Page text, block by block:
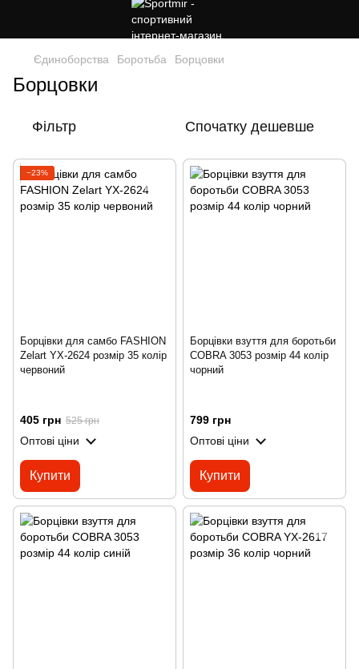
Єдиноборства Боротьба Борцовки
Борцовки
Фільтр Спочатку дешевше
−23%
Борцівки для самбо FASHION
Zelart YX-2624 розмір 35 колір
червоний
405 грн 525 грн
Оптові ціни
Купити
Борцівки взуття для боротьби
COBRA 3053 розмір 44 колір
чорний
799 грн
Оптові ціни
Купити